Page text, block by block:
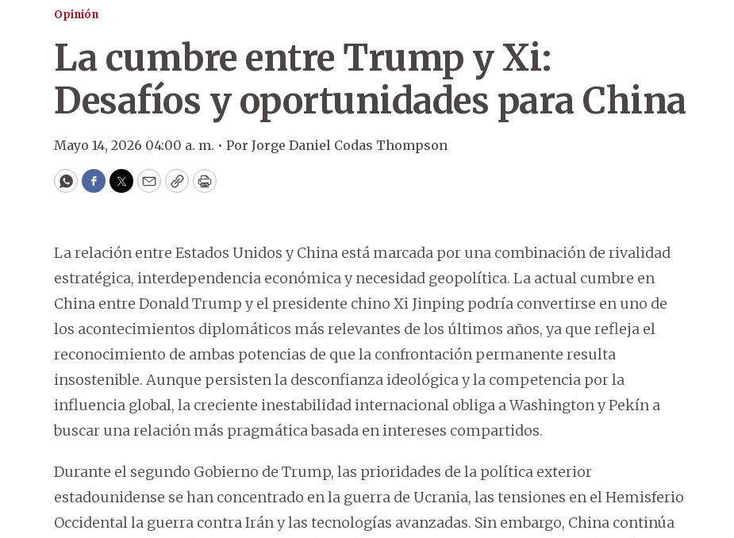
Opinión
La cumbre entre Trump y Xi:
Desafíos y oportunidades para China
Mayo 14, 2026 04:00 a. m. • Por Jorge Daniel Codas Thompson
WhatsApp
Facebook
Twitter
EmailCopyPrint
La relación entre Estados Unidos y China está marcada por una combinación de rivalidad
estratégica, interdependencia económica y necesidad geopolítica. La actual cumbre en
China entre Donald Trump y el presidente chino Xi Jinping podría convertirse en uno de
los acontecimientos diplomáticos más relevantes de los últimos años, ya que refleja el
reconocimiento de ambas potencias de que la confrontación permanente resulta
insostenible. Aunque persisten la desconfianza ideológica y la competencia por la
influencia global, la creciente inestabilidad internacional obliga a Washington y Pekín a
buscar una relación más pragmática basada en intereses compartidos.
Durante el segundo Gobierno de Trump, las prioridades de la política exterior
estadounidense se han concentrado en la guerra de Ucrania, las tensiones en el Hemisferio
Occidental la guerra contra Irán y las tecnologías avanzadas. Sin embargo, China continúa